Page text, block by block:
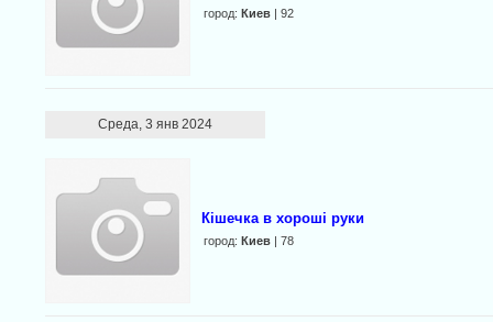
город: Киев| 92
Среда, 3 янв 2024
Кішечка в хороші руки
город: Киев| 78